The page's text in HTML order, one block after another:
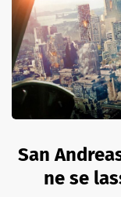
San
ne se